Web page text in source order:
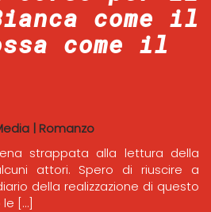
come il
come il
| Romanzo
strappata alla lettura della
attori. Spero di riuscire a
della realizzazione di questo
[…]